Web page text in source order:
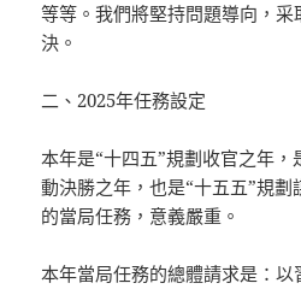
等等。我們將堅持問題導向，
決。
二、2025年任務設定
本年是“十四五”規劃收官之年
動決勝之年，也是“十五五”規
的當局任務，意義嚴重。
本年當局任務的總體請求是：